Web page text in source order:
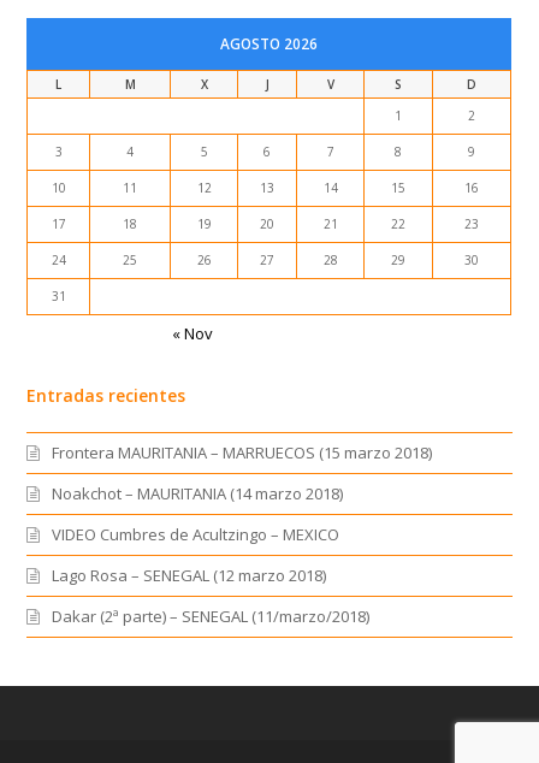
AGOSTO 2026
L M X J V S
D
1
2
3 4 5 6 7 8 9
10 11 12 13 14 15 16
17 18 19 20 21 22 23
24 25 26 27 28 29 30
31
« Nov
Entradas recientes
Frontera MAURITANIA – MARRUECOS (15 marzo 2018)
Noakchot – MAURITANIA (14 marzo 2018)
VIDEO Cumbres de Acultzingo – MEXICO
Lago Rosa – SENEGAL (12 marzo 2018)
Dakar (2ª parte) – SENEGAL (11/marzo/2018)